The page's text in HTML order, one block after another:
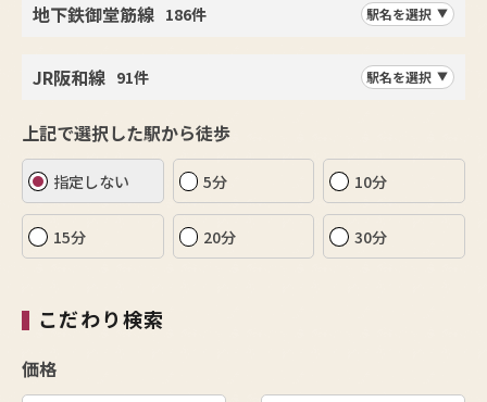
地下鉄御堂筋線 186件 駅名を選択
JR阪和線 91件 駅名を選択
上記で選択した駅から徒歩
指定しない 5分 10分
15分 20分 30分
こだわり検索
価格